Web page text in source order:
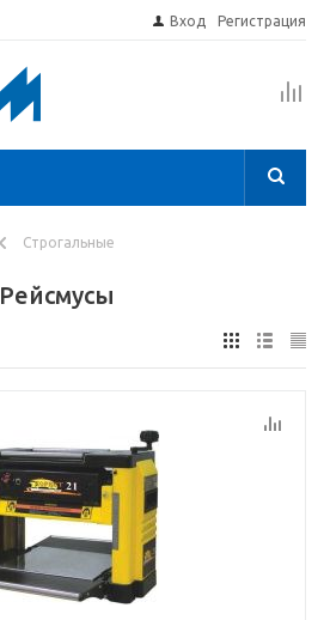
Вход Регистрация
Строгальные
Рейсмусы